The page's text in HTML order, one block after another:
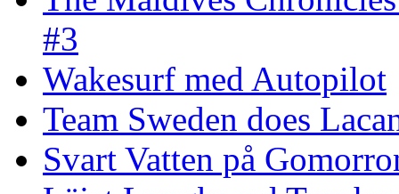
#3
Wakesurf med Autopilot
Team Sweden does
Svart Vatten på